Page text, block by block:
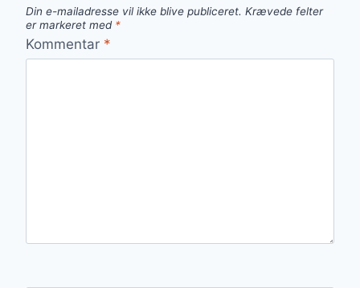
Din e-mailadresse vil ikke blive publiceret. Krævede felter
er markeret med *
Kommentar *